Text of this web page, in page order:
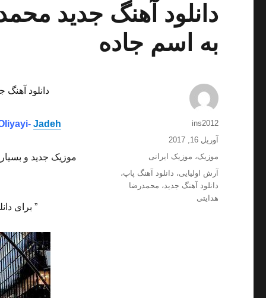
دانلود آهنگ جدید
به اسم جاده
دانلود آهنگ
Jadeh
موزیک جدید و بسیار
” برای
نویسنده
ins2012
ارسال
شده
آوریل 16, 2017
دسته‌ها
موزیک، موزیک ایرانی
برچسب‌ها
آرش اولیایی، دانلود آهنگ پاپ،
دانلود آهنگ جدید، محمدرضا
هدایتی